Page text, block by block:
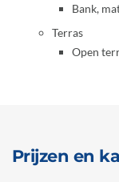
Bank,
Terras
Open
Prijzen en